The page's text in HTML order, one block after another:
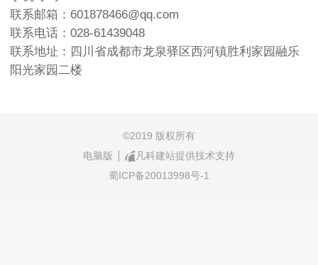
联系邮箱：601878466@qq.com
联系电话：028-61439048
联系地址：四川省成都市龙泉驿区西河镇胜利家园融乐
阳光家园二楼
©2019 版权所有
电脑版
凡科建站提供技术支持
蜀ICP备20013998号-1